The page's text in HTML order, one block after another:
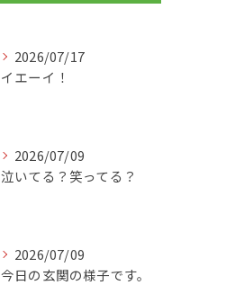
2026/07/17
イエーイ！
2026/07/09
泣いてる？笑ってる？
2026/07/09
今日の玄関の様子です。